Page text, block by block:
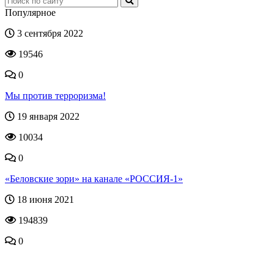
Популярное
3 сентября 2022
19546
0
Мы против терроризма!
19 января 2022
10034
0
«Беловские зори» на канале «РОССИЯ-1»
18 июня 2021
194839
0